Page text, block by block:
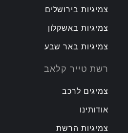
צמיגיות בירושלים
צמיגיות באשקלון
צמיגיות באר שבע
רשת טייר קלאב
צמיגים לרכב
אודותינו
צמיגיות הרשת